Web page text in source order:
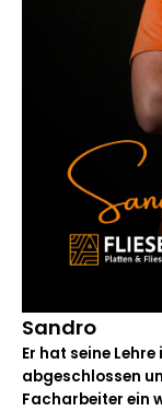
Sandro
Er hat seine
abgeschlossen
Facharbeiter ein